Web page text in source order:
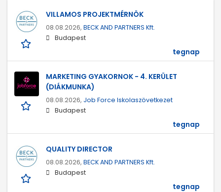
VILLAMOS PROJEKTMÉRNÖK
08.08.2026, BECK AND PARTNERS Kft.
Budapest
tegnap
MARKETING GYAKORNOK - 4. KERÜLET
(DIÁKMUNKA)
08.08.2026, Job Force Iskolaszövetkezet
Budapest
tegnap
QUALITY DIRECTOR
08.08.2026, BECK AND PARTNERS Kft.
Budapest
tegnap